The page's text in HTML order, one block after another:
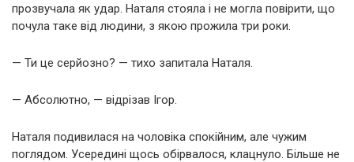
прозвучала як удар. Наталя стояла і не могла повірити, що
почула таке від людини, з якою прожила три роки.
— Ти це серйозно? — тихо запитала Наталя.
— Абсолютно, — відрізав Ігор.
Наталя подивилася на чоловіка спокійним, але чужим
поглядом. Усередині щось обірвалося, клацнуло. Більше не